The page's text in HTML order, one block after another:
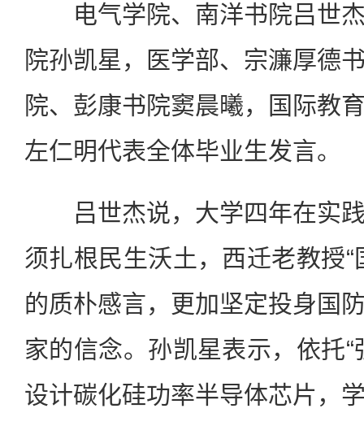
电气学院、南洋书院吕世杰
院孙凯星，医学部、宗濂厚德
院、彭康书院窦晨曦，国际教
左仁明代表全体毕业生发言。
吕世杰说，大学四年在实践
须扎根民生沃土，西迁老教授“
的质朴感言，更加坚定投身国
家的信念。孙凯星表示，依托
设计碳化硅功率半导体芯片，